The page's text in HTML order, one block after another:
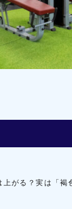
がる？実は「褐